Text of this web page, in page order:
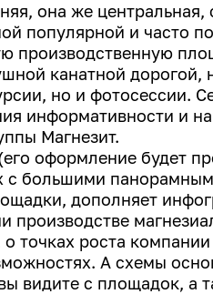
она же
популярной и часто
производственную
канатной дорогой,
но и фотосессии.
информативности и
Магнезит.
оформление будет
с большими
дополняет
о точках роста
А схемы
видите с площадок, а